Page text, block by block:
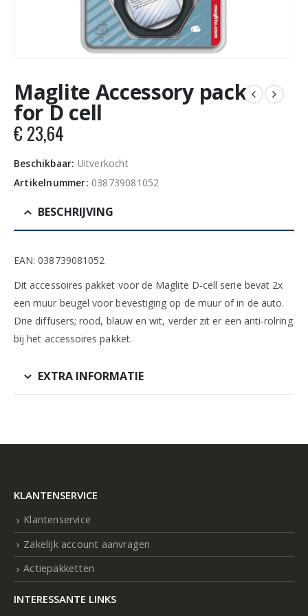
Maglite Accessory pack
for D cell
€ 23,64
Beschikbaar: Uitverkocht
Artikelnummer: 038739081052
BESCHRIJVING
EAN: 038739081052
Dit accessoires pakket voor de Maglite D-cell serie bevat 2x
een muur beugel voor bevestiging op de muur of in de auto.
Drie diffusers; rood, blauw en wit, verder zit er een anti-rolring
bij het accessoires pakket.
EXTRA INFORMATIE
KLANTENSERVICE
Klantenservice
Zakelijk account aanvragen
Actiepakketten
INTERESSANTE LINKS